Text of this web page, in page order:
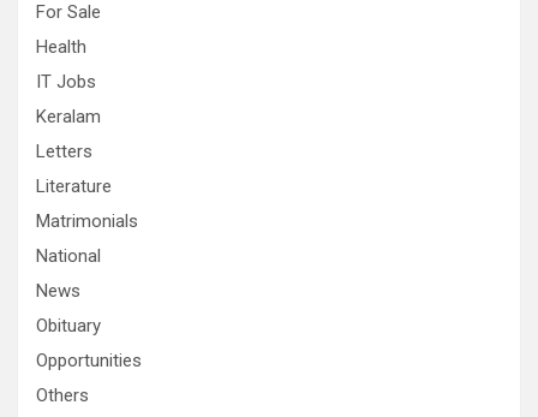
For Sale
Health
IT Jobs
Keralam
Letters
Literature
Matrimonials
National
News
Obituary
Opportunities
Others